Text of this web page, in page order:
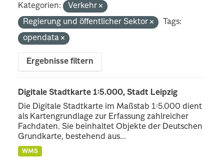
Kategorien:
Verkehr
Regierung und öffentlicher Sektor
Tags:
opendata
Ergebnisse filtern
Digitale Stadtkarte 1:5.000, Stadt Leipzig
Die Digitale Stadtkarte im Maßstab 1:5.000 dient
als Kartengrundlage zur Erfassung zahlreicher
Fachdaten. Sie beinhaltet Objekte der Deutschen
Grundkarte, bestehend aus...
WMS